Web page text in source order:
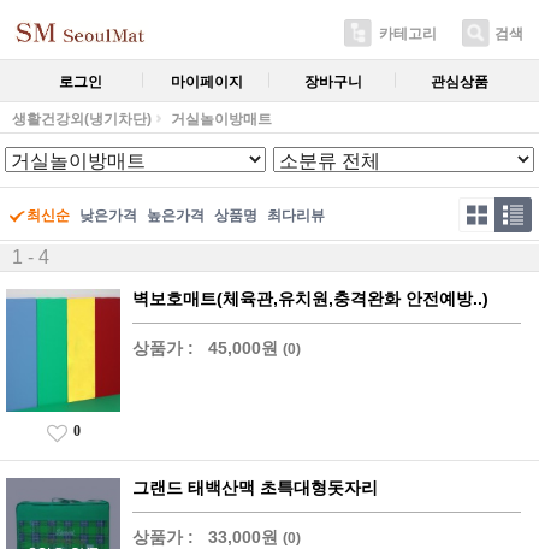
카테고리 검색
로그인 마이페이지 장바구니 관심상품
생활건강외(냉기차단) 거실놀이방매트
최신순 낮은가격 높은가격 상품명 최다리뷰
1 - 4
벽보호매트(체육관,유치원,충격완화 안전예방..)
상품가 : 45,000원 (0)
0
그랜드 태백산맥 초특대형돗자리
상품가 : 33,000원 (0)